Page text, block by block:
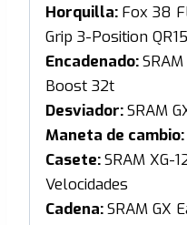
Horquilla: Fox 38
Grip 3-Position
Encadenado:
Boost 32t
Desviador:SRAM
Maneta de cambio:
Casete:SRAM XG-
Velocidades
Cadena:SRAM GX